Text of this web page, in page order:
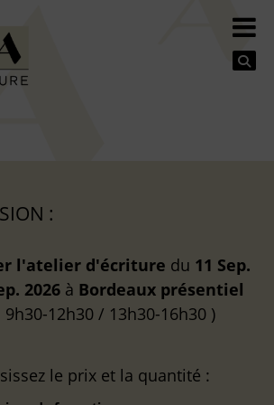
:
l'atelier d'écriture du 11 Sep.
2026 à Bordeaux présentiel
9h30-12h30 / 13h30-16h30 )
le prix et la quantité :